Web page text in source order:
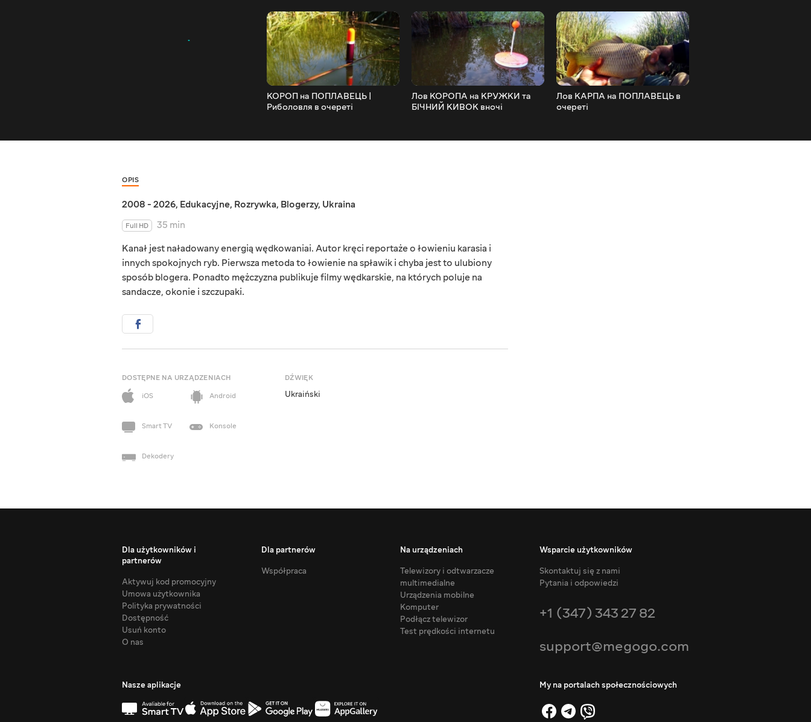
КОРОП на ПОПЛАВЕЦЬ |
Риболовля в очереті
Лов КОРОПА на КРУЖКИ та
БІЧНИЙ КИВОК вночі
Лов КАРПА на ПОПЛАВЕЦЬ в
очереті
OPIS
2008 - 2026, Edukacyjne, Rozrywka, Blogerzy, Ukraina
Full HD
35 min
Kanał jest naładowany energią wędkowaniai. Autor kręci reportaże o łowieniu karasia i
innych spokojnych ryb. Pierwsza metoda to łowienie na spławik i chyba jest to ulubiony
sposób blogera. Ponadto mężczyzna publikuje filmy wędkarskie, na których poluje na
sandacze, okonie i szczupaki.
DOSTĘPNE NA URZĄDZENIACH
iOS
Android
Smart TV Konsole
Dekodery
DŹWIĘK
Ukraiński
Dla użytkowników i
partnerów
Aktywuj kod promocyjny
Umowa użytkownika
Polityka prywatności
Dostępność
Usuń konto
O nas
Dla partnerów
Współpraca
Na urządzeniach
Telewizory i odtwarzacze
multimedialne
Urządzenia mobilne
Komputer
Podłącz telewizor
Test prędkości internetu
Wsparcie użytkowników
Skontaktuj się z nami
Pytania i odpowiedzi
+1 (347) 343 27 82
support@megogo.com
Nasze aplikacje My na portalach społecznościowych